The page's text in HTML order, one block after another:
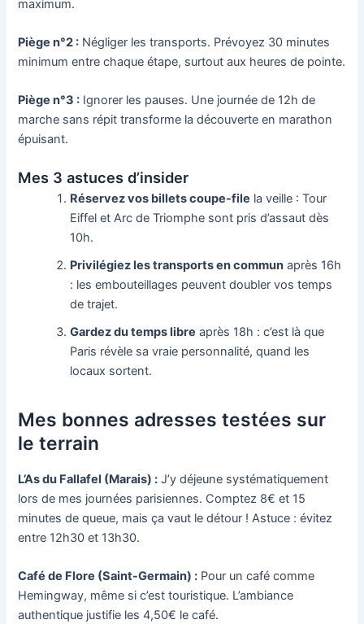
maximum.
Piège n°2 : Négliger les transports. Prévoyez 30 minutes
minimum entre chaque étape, surtout aux heures de pointe.
Piège n°3 : Ignorer les pauses. Une journée de 12h de
marche sans répit transforme la découverte en marathon
épuisant.
Mes 3 astuces d’insider
Réservez vos billets coupe-file la veille : Tour
Eiffel et Arc de Triomphe sont pris d’assaut dès
10h.
Privilégiez les transports en commun après 16h
: les embouteillages peuvent doubler vos temps
de trajet.
Gardez du temps libre après 18h : c’est là que
Paris révèle sa vraie personnalité, quand les
locaux sortent.
Mes bonnes adresses testées sur
le terrain
L’As du Fallafel (Marais) : J’y déjeune systématiquement
lors de mes journées parisiennes. Comptez 8€ et 15
minutes de queue, mais ça vaut le détour ! Astuce : évitez
entre 12h30 et 13h30.
Café de Flore (Saint-Germain) : Pour un café comme
Hemingway, même si c’est touristique. L’ambiance
authentique justifie les 4,50€ le café.